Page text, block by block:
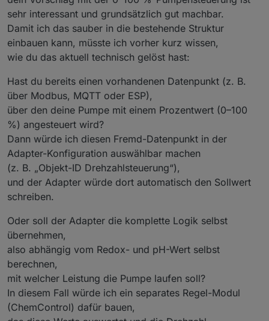
PV-Überschuss-Erkennung(Pumpe läuft bei
Solarstrom länger)
Erweiterte Sprachlogik(Ereignisse,
Ruhezeiten, individuelle Texte)
für VIS / VIS 2
Saison-Statistikbereichmit Start-, End- und
Zubehörsteuerung(Licht, Gegenstromanlage,
Fontäne, Whirlpool u. a.)
💬 GitHub
Das aktuelle Release ist wie gewohnt hier
verfügbar:
GitHub:
https://github.com/DasBo1975/ioBroker.poolco
ntrol
Ich freue mich wie immer über Rückmeldungen,
Tests und Anregungen aus der Community.
Viele Grüße
🖱️ Steuerung über VIS / Blockly / Admin
Alle Schaltpunkte im BereichControl
sowohl
direkt imAdmin-Objektbaum, überBlockly-
Beispielsweise lässt sich:
derWartungsmodusaktivieren,
oder der
Tages-Umwälzungsbericht
Damit ist der BereichControl die Schnittstelle
zwischen Automatik und manueller Bedienung.
Aus der README habe ich auch wieder den
Bereich der geplanten Funktionen übernommen.
Diese Punkte sind bereits in Arbeit oder
vorgesehen für zukünftige Versionen:
Heizungs- / Wärmepumpen-Logik
und Max-Temperatur
sehr interessant und grundsätzlich gut machbar.
Damit ich das sauber in die bestehende Struktur
einbauen kann, müsste ich vorher kurz wissen,
wie du das aktuell technisch gelöst hast:
Hast du bereits einen vorhandenen Datenpunkt (z. B.
über Modbus, MQTT oder ESP),
über den deine Pumpe mit einem Prozentwert (0–100
%) angesteuert wird?
Dann würde ich diesen Fremd-Datenpunkt in der
Adapter-Konfiguration auswählbar machen
(z. B. „Objekt-ID Drehzahlsteuerung“),
und der Adapter würde dort automatisch den Sollwert
schreiben.
Oder soll der Adapter die komplette Logik selbst
übernehmen,
also abhängig vom Redox- und pH-Wert selbst
berechnen,
mit welcher Leistung die Pumpe laufen soll?
In diesem Fall würde ich ein separates Regel-Modul
(ChemControl) dafür bauen,